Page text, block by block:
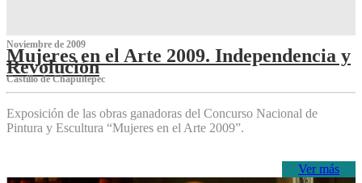
Noviembre de 2009
Mujeres en el Arte 2009. Independencia y
Revolución
Castillo de Chapultepec
Exposición de las obras ganadoras del Concurso Nacional de
Pintura y Escultura “Mujeres en el Arte 2009”.
Ver más